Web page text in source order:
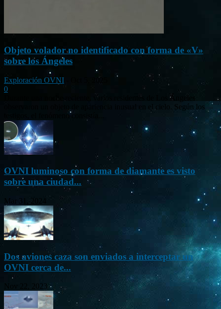
Objeto volador no identificado con forma de «V»
sobre los Ángeles
Exploración OVNI
Oct 5, 2025
0
Durante una noche reciente, varios residentes de Los Ángeles
observaron un objeto de apariencia inusual en el cielo. Según los
testigos, el fenómeno consistía...
OVNI luminoso con forma de diamante es visto
sobre una ciudad...
Mar 31, 2024
Dos aviones caza son enviados a interceptar un
OVNI cerca de...
Nov 22, 2023